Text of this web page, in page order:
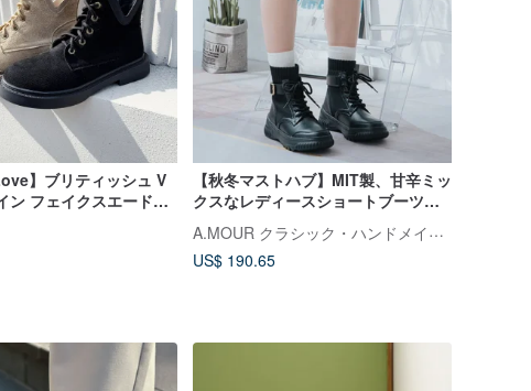
】ブリティッシュ V
ン フェイクスエードシ
【秋冬マストハブ】MIT製、甘辛ミッ
クスなレディースショートブーツ。
レザー。クールシャドウブラック
7909
A.MOUR クラシック・ハンドメイド・シューズ
US$ 190.65